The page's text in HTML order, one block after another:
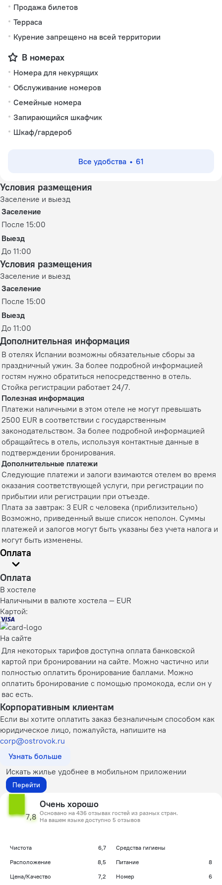
Продажа билетов
Терраса
Курение запрещено на всей территории
В номерах
Номера для некурящих
Обслуживание номеров
Семейные номера
Запирающийся шкафчик
Шкаф/гардероб
Все удобства 61
Условия размещения
Заселение и выезд
Заселение
После 15:00
Выезд
До 11:00
Условия размещения
Заселение и выезд
Заселение
После 15:00
Выезд
До 11:00
Дополнительная информация
В отелях Испании возможны обязательные сборы за
праздничный ужин. За более подробной информацией
гостям нужно обратиться непосредственно в отель.
Стойка регистрации работает 24/7.
Полезная информация
Платежи наличными в этом отеле не могут превышать
2500 EUR в соответствии с государственным
законодательством. За более подробной информацией
обращайтесь в отель, используя контактные данные в
подтверждении бронирования.
Дополнительные платежи
Следующие платежи и залоги взимаются отелем во время
оказания соответствующей услуги, при регистрации по
прибытии или регистрации при отъезде.
Плата за завтрак: 3 EUR с человека (приблизительно)
Возможно, приведенный выше список неполон. Суммы
платежей и залогов могут быть указаны без учета налога и
могут быть изменены.
Оплата
Оплата
В хостеле
Наличными в валюте хостела — EUR
Картой:
На сайте
Для некоторых тарифов доступна оплата банковской
картой при бронировании на сайте. Можно частично или
полностью оплатить бронирование баллами. Можно
оплатить бронирование с помощью промокода, если он у
вас есть.
Корпоративным клиентам
Если вы хотите оплатить заказ безналичным способом как
юридическое лицо, пожалуйста, напишите на
corp@ostrovok.ru
Узнать больше
Искать жилье удобнее в мобильном приложении
Перейти
7,8
Очень хорошо
Основано на 436 отзывах гостей из разных стран.
На вашем языке доступно 5 отзывов
Чистота 6,7
Средства гигиены
Расположение
8,5 Питание
8
Цена/Качество
7,2 Номер
6